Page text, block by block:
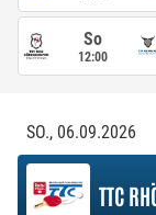
So
12:00
SO., 06.09.2026
TTC